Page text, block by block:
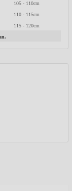
105 - 110cm
110 - 115cm
115 - 120cm